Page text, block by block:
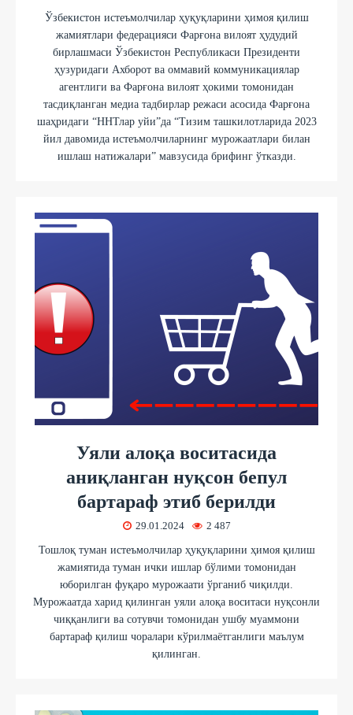
Ўзбекистон истеъмолчилар ҳуқуқларини ҳимоя қилиш
жамиятлари федерацияси Фарғона вилоят ҳудудий
бирлашмаси Ўзбекистон Республикаси Президенти
ҳузуридаги Ахборот ва оммавий коммуникациялар
агентлиги ва Фарғона вилоят ҳокими томонидан
тасдиқланган медиа тадбирлар режаси асосида Фарғона
шаҳридаги “ННТлар уйи”да “Тизим ташкилотларида 2023
йил давомида истеъмолчиларнинг мурожаатлари билан
ишлаш натижалари” мавзусида брифинг ўтказди.
Уяли алоқа воситасида
аниқланган нуқсон бепул
бартараф этиб берилди
29.01.2024 2 487
Тошлоқ туман истеъмолчилар ҳуқуқларини ҳимоя қилиш
жамиятида туман ички ишлар бўлими томонидан
юборилган фуқаро мурожаати ўрганиб чиқилди.
Мурожаатда харид қилинган уяли алоқа воситаси нуқсонли
чиққанлиги ва сотувчи томонидан ушбу муаммони
бартараф қилиш чоралари кўрилмаётганлиги маълум
қилинган.